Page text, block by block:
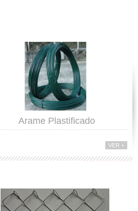
Arame Plastificado
VER +